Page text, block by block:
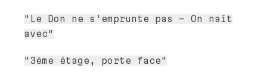
"Le Don ne s'emprunte pas - On naît
avec"
"3ème étage, porte face"